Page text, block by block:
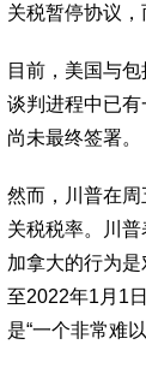
关税暂停协议，
目前，美国与
谈判进程中已
尚未最终签署。
然而，川普在
关税税率。川
加拿大的行为
至2022年1月1
是“一个非常难